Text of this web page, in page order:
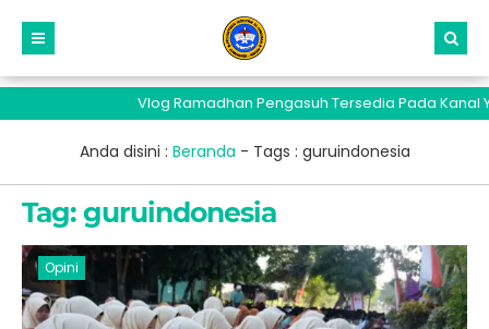
Vlog Ramadhan Pengasuh Tersedia Pada Kanal
Anda disini : Beranda - Tags : guruindonesia
Tag: guruindonesia
Opini